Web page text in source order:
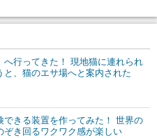
へ行ってきた！ 現地猫に連れられ
と、猫のエサ場へと案内された
できる装置を作ってみた！ 世界の
ぞき回るワクワク感が楽しい